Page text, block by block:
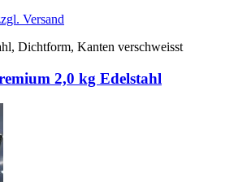
Versand
Dichtform, Kanten verschweisst
2,0 kg Edelstahl